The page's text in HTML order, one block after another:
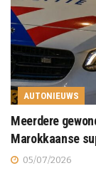
AUTONIEUWS
Meerdere
Marokkaanse
05/07/2026